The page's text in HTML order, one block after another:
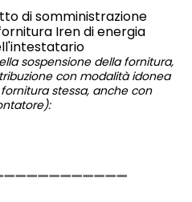
di somministrazione
Iren di energia
sospensione della fornitura,
con modalità idonea
stessa, anche con
: